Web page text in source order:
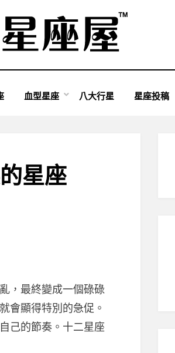
血型星座 八大行星 星座投稿
星座
，最終變成一個碌碌
會顯得特別的急促。
己的節奏。十二星座